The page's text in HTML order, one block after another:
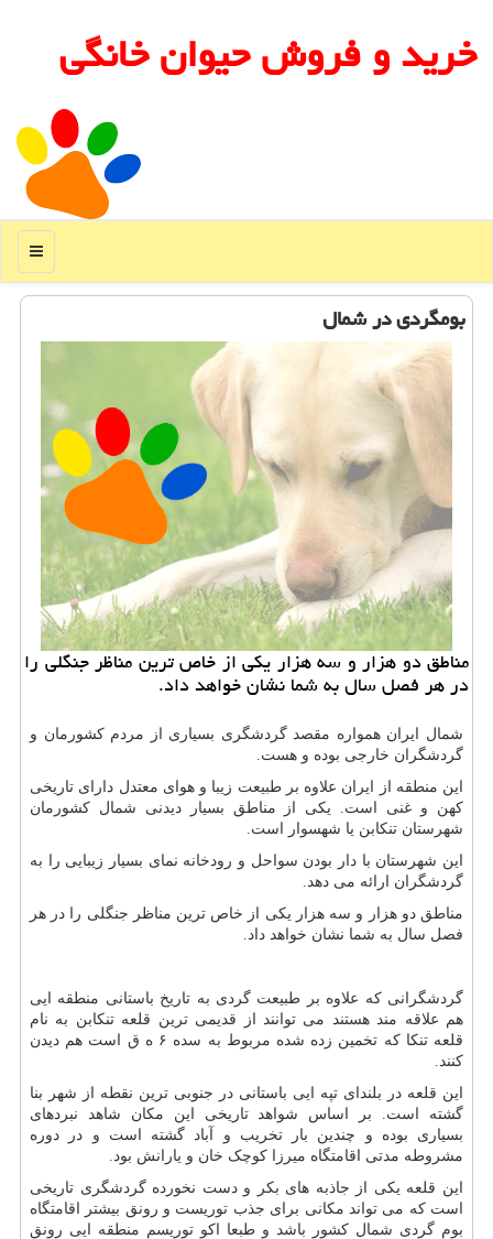
خرید و فروش حیوان خانگی
منو
بومگردی در شمال
مناطق دو هزار و سه هزار یكی از خاص ترین مناظر جنگلی را
در هر فصل سال به شما نشان خواهد داد.
شمال ایران همواره مقصد گردشگری بسیاری از مردم کشورمان و
گردشگران خارجی بوده و هست.
این منطقه از ایران علاوه بر طبیعت زیبا و هوای معتدل دارای تاریخی
کهن و غنی است. یکی از مناطق بسیار دیدنی شمال کشورمان
شهرستان تنکابن یا شهسوار است.
این شهرستان با دار بودن سواحل و رودخانه نمای بسیار زیبایی را به
گردشگران ارائه می دهد.
مناطق دو هزار و سه هزار یکی از خاص ترین مناظر جنگلی را در هر
فصل سال به شما نشان خواهد داد.
گردشگرانی که علاوه بر طبیعت گردی به تاریخ باستانی منطقه ایی
هم علاقه مند هستند می توانند از قدیمی ترین قلعه تنکابن به نام
قلعه تنکا که تخمین زده شده مربوط به سده ۶ ه ق است هم دیدن
کنند.
این قلعه در بلندای تپه ایی باستانی در جنوبی ترین نقطه از شهر بنا
گشته است. بر اساس شواهد تاریخی این مکان شاهد نبردهای
بسیاری بوده و چندین بار تخریب و آباد گشته است و در دوره
مشروطه مدتی اقامتگاه میرزا کوچک خان و یارانش بود.
این قلعه یکی از جاذبه های بکر و دست نخورده گردشگری تاریخی
است که می تواند مکانی برای جذب توریست و رونق بیشتر اقامتگاه
بوم گردی شمال کشور باشد و طبعا اکو توریسم منطقه ایی رونق